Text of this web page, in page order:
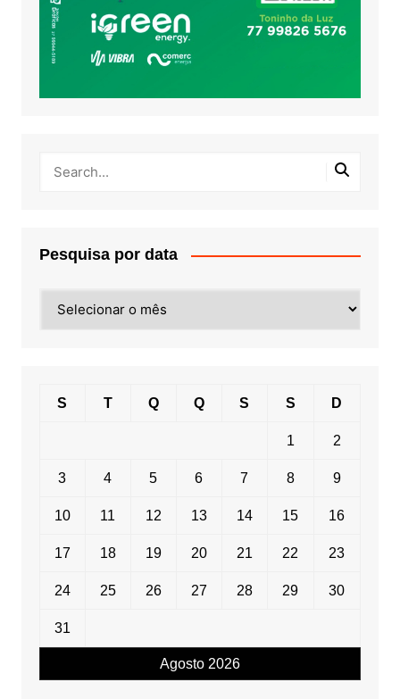
Pesquisa por data
por
Agosto 2026
S T Q Q S S D
1 2
3 4 5 6 7 8 9
10 11 12 13 14 15 16
17 18 19 20 21 22 23
24 25 26 27 28 29 30
31